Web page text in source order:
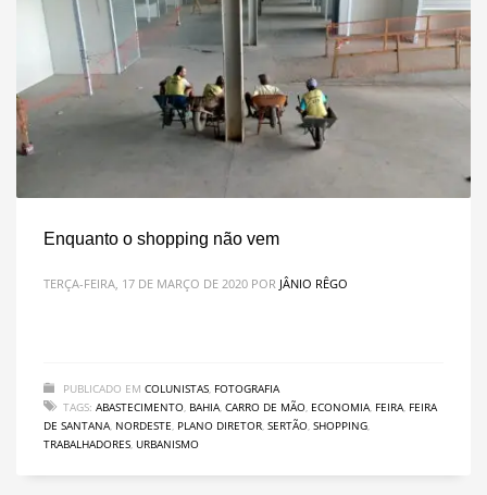
Enquanto o shopping não vem
TERÇA-FEIRA, 17 DE MARÇO DE 2020 POR JÂNIO RÊGO
PUBLICADO EM COLUNISTAS, FOTOGRAFIA
TAGS: ABASTECIMENTO, BAHIA, CARRO DE MÃO, ECONOMIA, FEIRA, FEIRA
DE SANTANA, NORDESTE, PLANO DIRETOR, SERTÃO, SHOPPING,
TRABALHADORES, URBANISMO